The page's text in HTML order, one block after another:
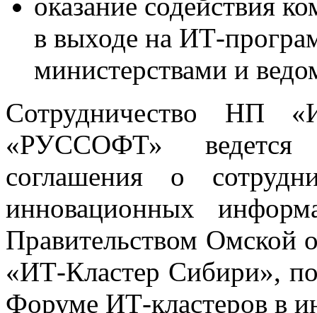
в выходе на ИТ-
министерствами и
Сотрудничество НП
«РУССОФТ» ведется
соглашения о
инновационных
Правительством
«ИТ-Кластер Сибири»,
Форуме ИТ-кластеров в